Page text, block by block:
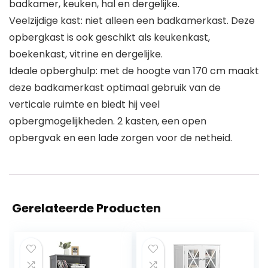
badkamer, keuken, hal en dergelijke.
Veelzijdige kast: niet alleen een badkamerkast. Deze
opbergkast is ook geschikt als keukenkast,
boekenkast, vitrine en dergelijke.
Ideale opberghulp: met de hoogte van 170 cm maakt
deze badkamerkast optimaal gebruik van de
verticale ruimte en biedt hij veel
opbergmogelijkheden. 2 kasten, een open
opbergvak en een lade zorgen voor de netheid.
Gerelateerde Producten